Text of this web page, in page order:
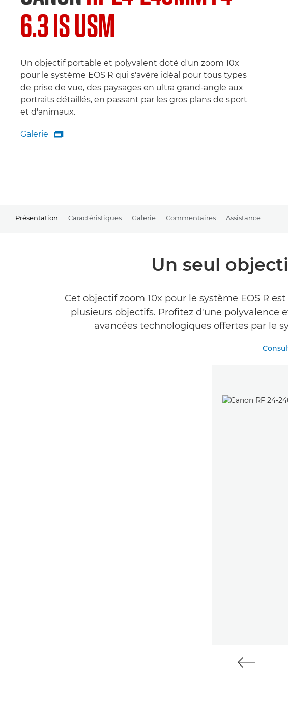
6.3 IS USM
Un objectif portable et polyvalent doté d'un zoom 10x
pour le système EOS R qui s'avère idéal pour tous types
de prise de vue, des paysages en ultra grand-angle aux
portraits détaillés, en passant par les gros plans de sport
et d'animaux.
Galerie
Galerie

Présentation Caractéristiques Galerie Commentaires Assistance
Un seul
Cet objectif zoom 10x pour le système EOS R
plusieurs objectifs. Profitez d'une
avancées technologiques offertes par le